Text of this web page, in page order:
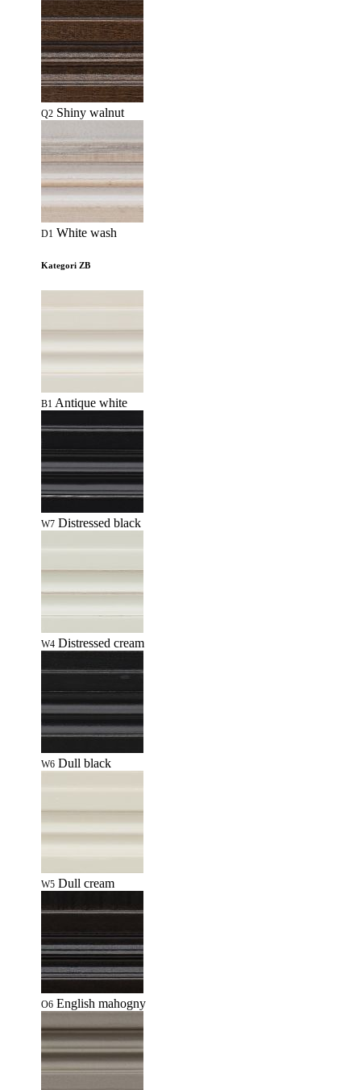
Q2 Shiny walnut
D1 White wash
Kategori ZB
B1 Antique white
W7 Distressed black
W4 Distressed cream
W6 Dull black
W5 Dull cream
O6 English mahogny